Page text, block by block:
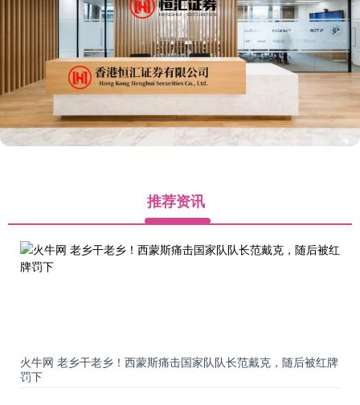
推荐资讯
火牛网 老乡干老乡！西蒙斯痛击国家队队长范戴克，随后被红牌
罚下